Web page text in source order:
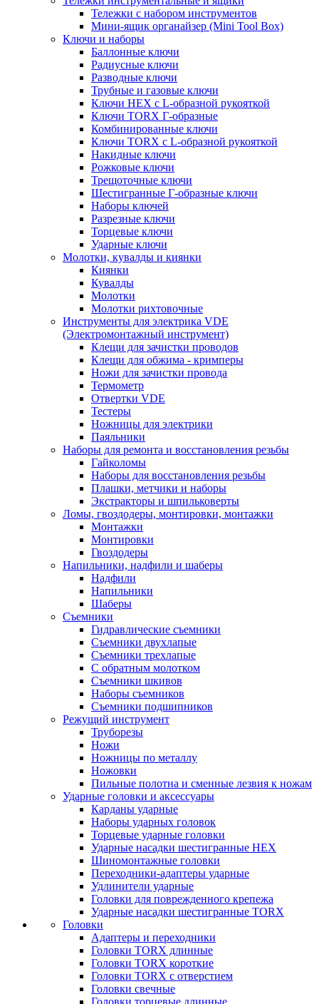
Тележки с набором инструментов
Мини-ящик органайзер (Mini Tool Box)
Ключи и наборы
Баллонные ключи
Радиусные ключи
Разводные ключи
Трубные и газовые ключи
Ключи HEX с L-образной рукояткой
Ключи TORX Г-образные
Комбинированные ключи
Ключи TORX с L-образной рукояткой
Накидные ключи
Рожковые ключи
Трещоточные ключи
Шестигранные Г-образные ключи
Наборы ключей
Разрезные ключи
Торцевые ключи
Ударные ключи
Молотки, кувалды и киянки
Киянки
Кувалды
Молотки
Молотки рихтовочные
Инструменты для электрика VDE
(Электромонтажный инструмент)
Клещи для зачистки проводов
Клещи для обжима - кримперы
Ножи для зачистки провода
Термометр
Отвертки VDE
Тестеры
Ножницы для электрики
Паяльники
Наборы для ремонта и восстановления резьбы
Гайколомы
Наборы для восстановления резьбы
Плашки, метчики и наборы
Экстракторы и шпильковерты
Ломы, гвоздодеры, монтировки, монтажки
Монтажки
Монтировки
Гвоздодеры
Напильники, надфили и шаберы
Надфили
Напильники
Шаберы
Съемники
Гидравлические съемники
Съемники двухлапые
Съемники трехлапые
С обратным молотком
Съемники шкивов
Наборы съемников
Съемники подшипников
Режущий инструмент
Труборезы
Ножи
Ножницы по металлу
Ножовки
Пильные полотна и сменные лезвия к ножам
Ударные головки и аксессуары
Карданы ударные
Наборы ударных головок
Торцевые ударные головки
Ударные насадки шестигранные HEX
Шиномонтажные головки
Переходники-адаптеры ударные
Удлинители ударные
Головки для поврежденного крепежа
Ударные насадки шестигранные TORX
Головки
Адаптеры и переходники
Головки TORX длинные
Головки TORX короткие
Головки TORX с отверстием
Головки свечные
Головки торцевые длинные